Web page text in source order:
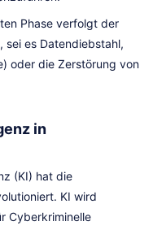
Phase verfolgt der
sei es Datendiebstahl,
oder die Zerstörung von
in
(KI) hat die
KI wird
Cyberkriminelle